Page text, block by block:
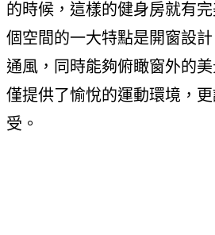
的時候，這樣的健身房就有
個空間的一大特點是開窗設
通風，同時能夠俯瞰窗外的
僅提供了愉悅的運動環境，
受。